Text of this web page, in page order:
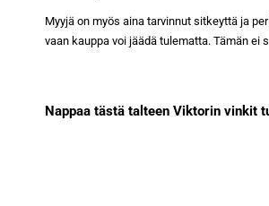
Myyjä on myös aina tarvinnut sitkeyttä ja
vaan kauppa voi jäädä tulematta. Tämän
Nappaa tästä talteen Viktorin vinkit